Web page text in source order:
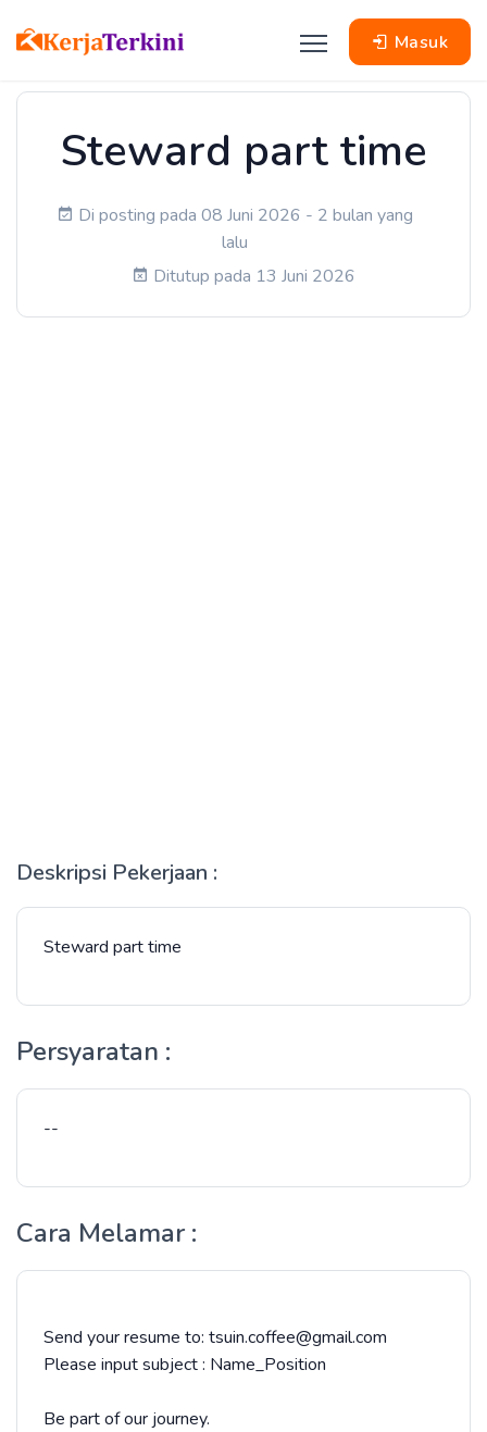
Masuk
Steward part time
Di posting pada 08 Juni 2026 - 2 bulan yang
lalu
Ditutup pada 13 Juni 2026
Deskripsi Pekerjaan :
Steward part time
Persyaratan :
--
Cara Melamar :
Send your resume to: tsuin.coffee@gmail.com
Please input subject : Name_Position
Be part of our journey.